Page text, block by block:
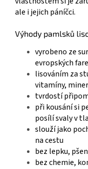
ale i jejich páníčci.
Výhody pamlsků
vyrobeno ze
evropských
lisováním za
vitamíny,
tvrdostí
při kousání si
posílí svaly v
slouží jako
na cestu
bez lepku,
bez chemie,